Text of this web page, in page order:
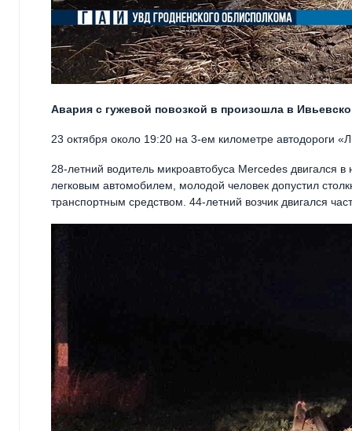
Авария с гужевой повозкой в произошла в
23 октября около 19:20 на 3-ем километре автодороги
28-летний водитель микроавтобуса Mercedes двигался
легковым автомобилем, молодой человек допустил
транспортным средством. 44-летний возчик двигался